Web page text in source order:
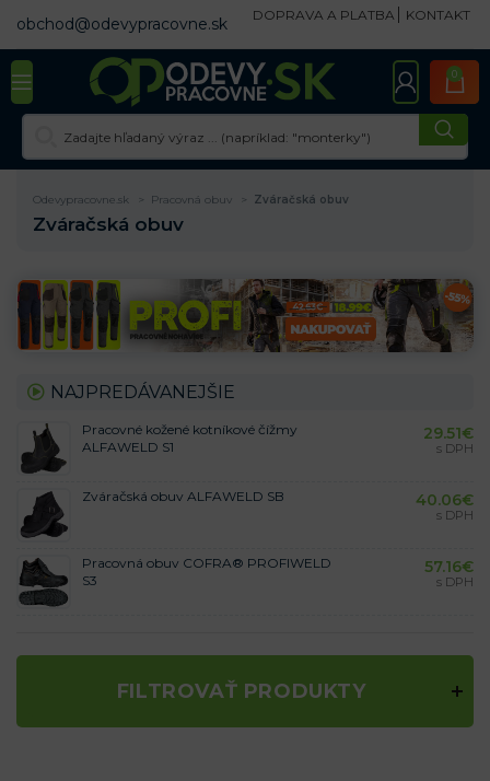
obchod@odevypracovne.sk DOPRAVA A PLATBA KONTAKT
0
Odevypracovne.sk Pracovná obuv Zváračská obuv
Zváračská obuv
NAJPREDÁVANEJŠIE
Pracovné kožené kotníkové čížmy
ALFAWELD S1
29.51€
s DPH
Zváračská obuv ALFAWELD SB 40.06€
s DPH
Pracovná obuv COFRA® PROFIWELD
S3
57.16€
s DPH
FILTROVAŤ PRODUKTY